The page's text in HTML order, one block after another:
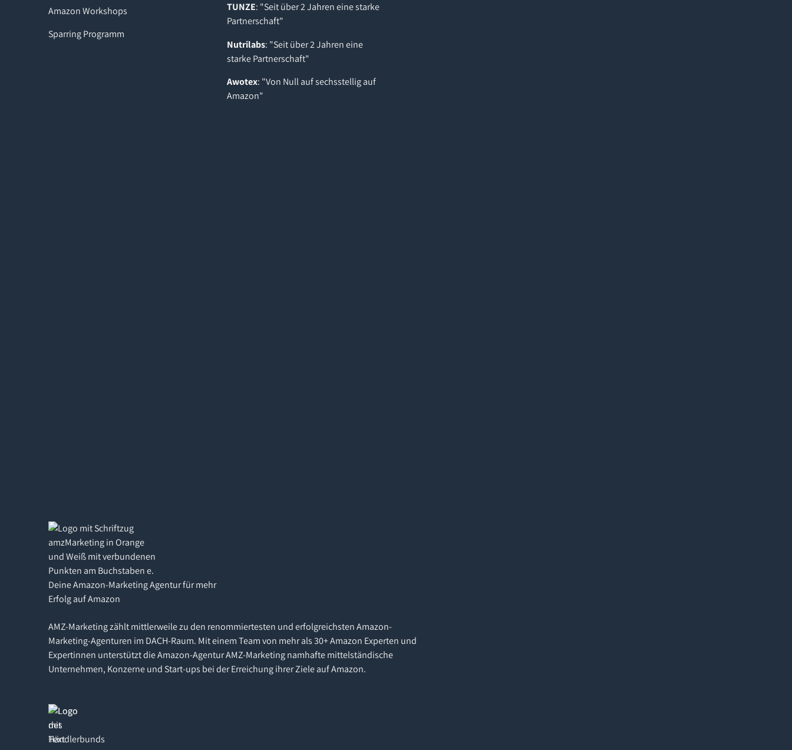
Amazon Workshops
Sparring Programm
TUNZE: "Seit über 2 Jahren eine starke
Partnerschaft"
Nutrilabs: "Seit über 2 Jahren eine
starke Partnerschaft"
Awotex: "Von Null auf sechsstellig auf
Amazon"
Deine Amazon-Marketing Agentur für mehr
Erfolg auf Amazon
AMZ-Marketing zählt mittlerweile zu den renommiertesten und erfolgreichsten Amazon-
Marketing-Agenturen im DACH-Raum. Mit einem Team von mehr als 30+ Amazon Experten und
Expertinnen unterstützt die Amazon-Agentur AMZ-Marketing namhafte mittelständische
Unternehmen, Konzerne und Start-ups bei der Erreichung ihrer Ziele auf Amazon.